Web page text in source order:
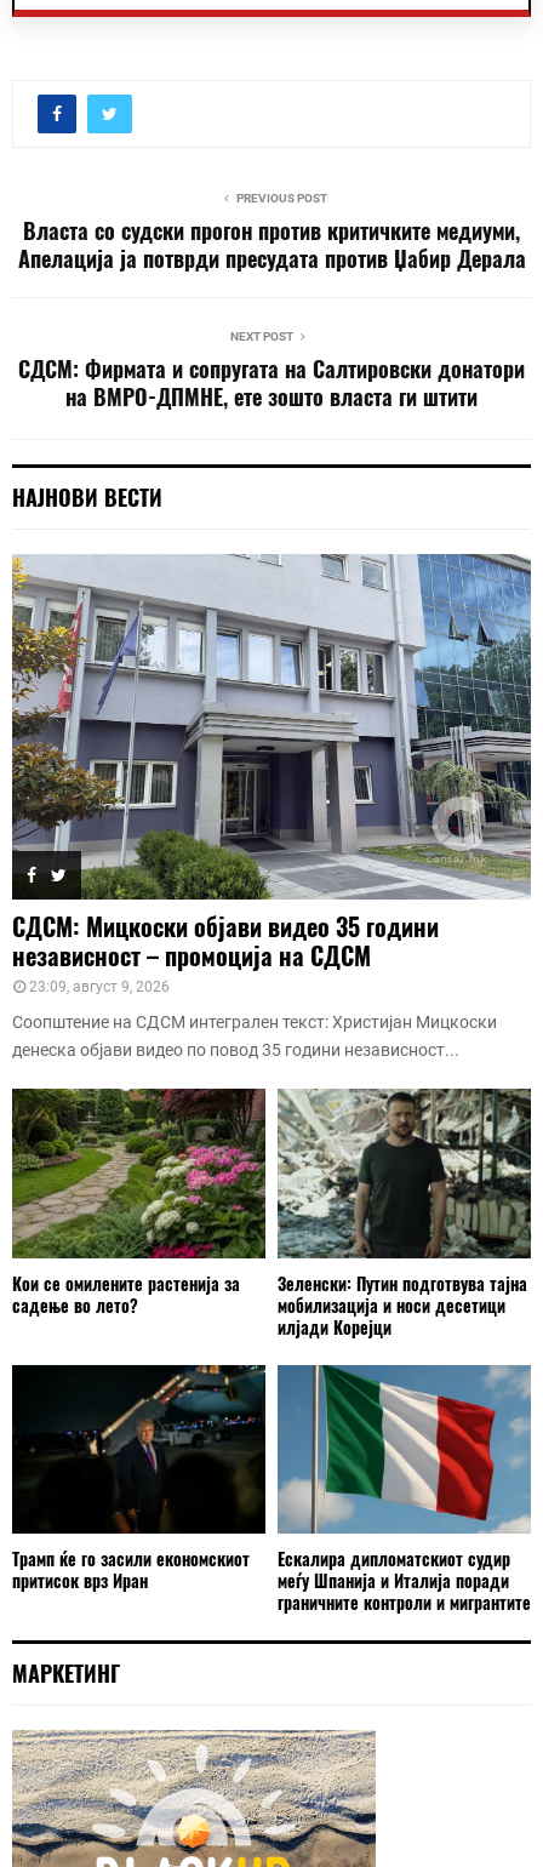
PREVIOUS POST
Власта со судски прогон против критичките медиуми,
Апелација ја потврди пресудата против Џабир Дерала
NEXT POST
СДСМ: Фирмата и сопругата на Салтировски донатори
на ВМРО-ДПМНЕ, ете зошто власта ги штити
НАЈНОВИ ВЕСТИ
СДСМ: Мицкоски објави видео 35 години
независност – промоција на СДСМ
23:09, август 9, 2026
Соопштение на СДСМ интегрален текст: Христијан Мицкоски
денеска објави видео по повод 35 години независност...
Кои се омилените растенија за
садење во лето?
Зеленски: Путин подготвува тајна
мобилизација и носи десетици
илјади Корејци
Трамп ќе го засили економскиот
притисок врз Иран
Ескалира дипломатскиот судир
меѓу Шпанија и Италија поради
граничните контроли и мигрантите
МАРКЕТИНГ